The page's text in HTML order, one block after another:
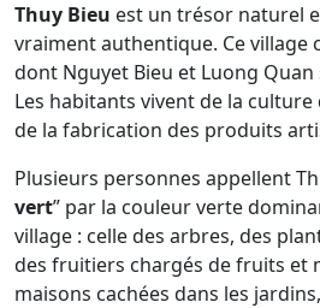
Thuy Bieu est un trésor naturel
vraiment authentique. Ce village
dont Nguyet Bieu et Luong Quan
Les habitants vivent de la
de la fabrication des produits
Plusieurs personnes appellent
vert” par la couleur verte
village : celle des arbres, des
des fruitiers chargés de fruits et
maisons cachées dans les